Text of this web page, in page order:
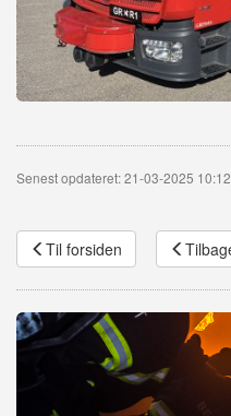
Senest opdateret: 21-03-2025
Til forsiden